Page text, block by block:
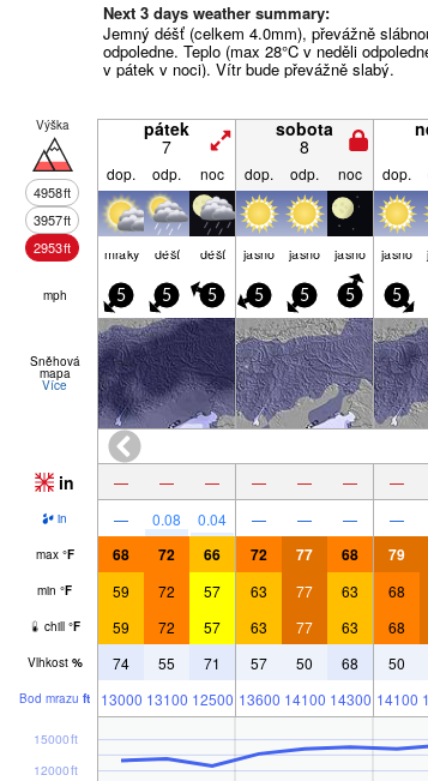
Next 3 days weather summary:
Jemný déšť (celkem 4.0mm), převážně
odpoledne. Teplo (max 28°C v neděli
v pátek v noci). Vítr bude převážně slabý.
Výška
4958ft
3957ft
2953ft
pátek
7
sobota
8
dop. odp. noc dop. odp. noc dop.
mraky déšť déšť jasno jasno jasno jasno
mph 5 5 5 5 5 5 5
Sněhová
mapa
Více
in — — — — — — —
in — 0.08 0.04 — — — —
max °F 68 72 66 72 77 68 79
min °F 59 72 57 63 77 63 68
chill °F 59 72 57 63 77 63 68
Vlhkost % 74 55 71 57 50 68 50
Bod mrazu ft 13000 13100 12500 13600 14100 14300 14100
12000ft
15000ft